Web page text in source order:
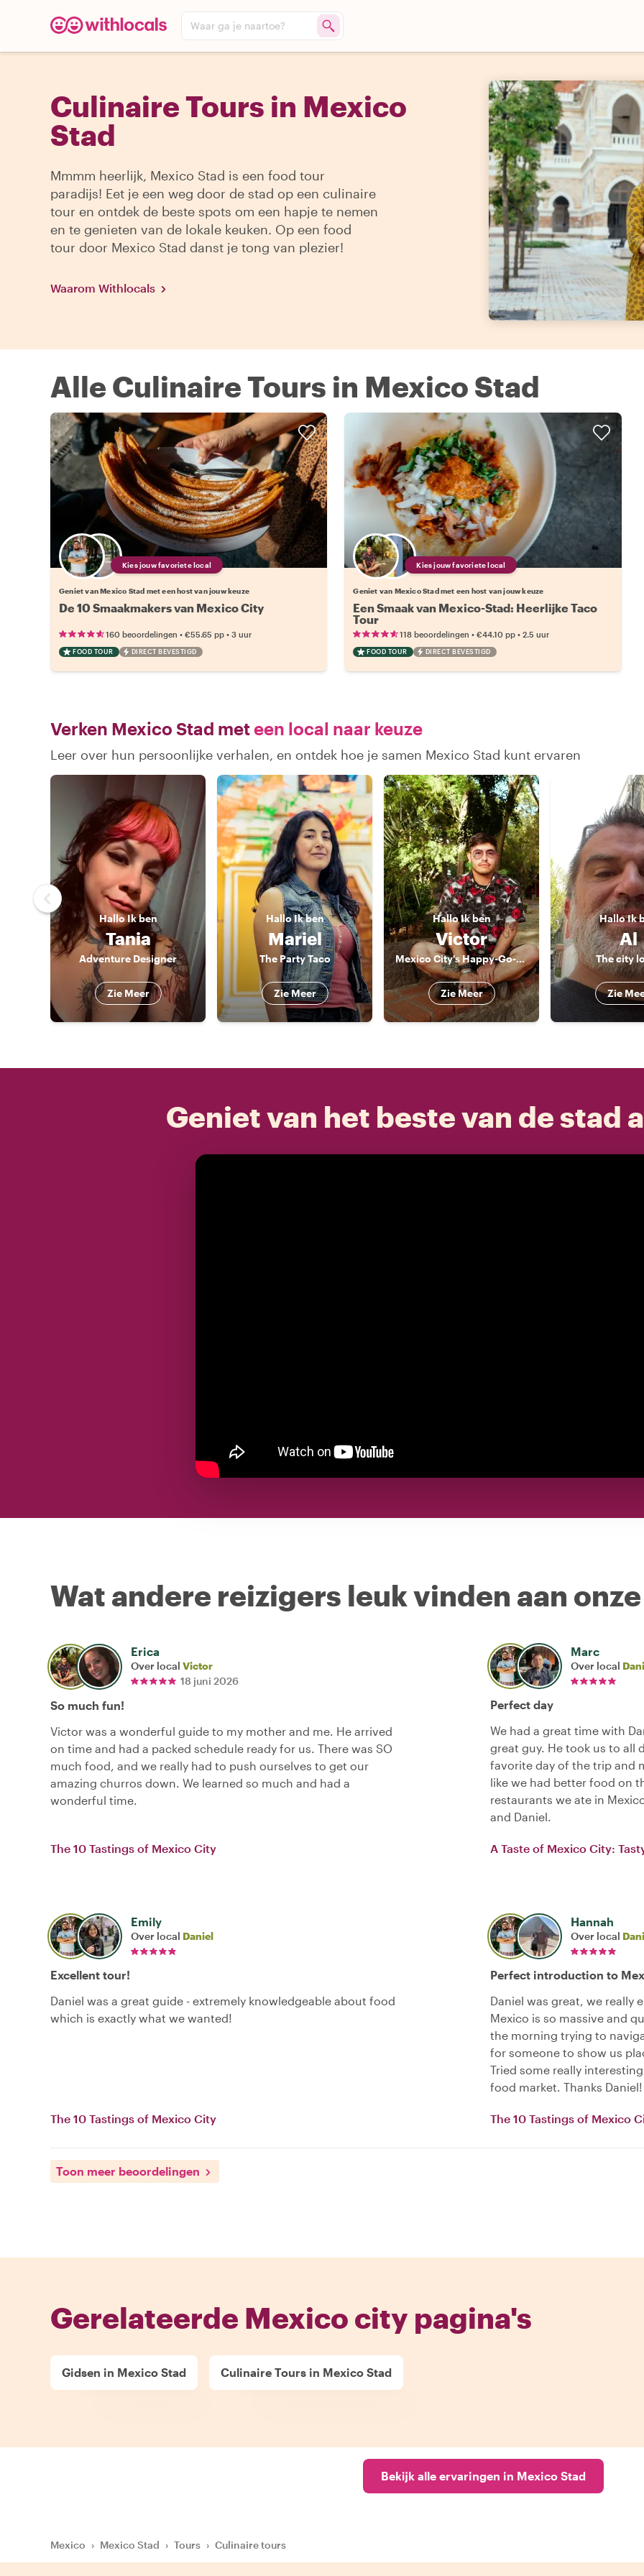
Waar ga je naartoe?
Culinaire Tours in Mexico
Stad
Mmmm heerlijk, Mexico Stad is een food tour
paradijs! Eet je een weg door de stad op een culinaire
tour en ontdek de beste spots om een hapje te nemen
en te genieten van de lokale keuken. Op een food
tour door Mexico Stad danst je tong van plezier!
Waarom Withlocals
Alle Culinaire Tours in Mexico Stad
Kies jouw favoriete local
Geniet van Mexico Stad met een host van jouw keuze
De 10 Smaakmakers van Mexico City
160 beoordelingen • €55.65 pp • 3 uur
FOOD TOUR DIRECT BEVESTIGD
Kies jouw favoriete local
Geniet van Mexico Stad met een host van jouw keuze
Een Smaak van Mexico-Stad: Heerlijke Taco
Tour
118 beoordelingen •€44.10 pp •2.5 uur
FOOD TOUR DIRECT BEVESTIGD
Verken Mexico Stad meteen local naar keuze
Leer over hun persoonlijke verhalen, en ontdek hoe je samen Mexico Stad kunt ervaren
HalloIk ben
Tania
Adventure Designer
Zie Meer
HalloIk ben
Mariel
The Party Taco
Zie Meer
Hallo Ik ben
Victor
Mexico City's Happy-Go-Lucky Guide
Zie Meer
HalloIk
Al
The city
Zie
Geniet van het beste van de stad
Wat andere reizigers leuk vinden aan
Erica
Over local Victor
18 juni 2026
So much fun!
Victor was a wonderful guide to my mother and me. He arrived
on time and had a packed schedule ready for us. There was SO
much food, and we really had to push ourselves to get our
amazing churros down. We learned so much and had a
wonderful time.
The 10 Tastings of Mexico City
Marc
Over local
Perfect day
We had a great time with
great guy. He took us to all
favorite day of the trip and
like we had better food on
restaurants we ate in
and Daniel.
A Taste of Mexico City:
Emily
Over local Daniel
Excellent tour!
Daniel was a great guide - extremely knowledgeable about food
which is exactly what we wanted!
The 10 Tastings of Mexico City
Hannah
Over local
Perfect introduction to
Daniel was great, we really
Mexico is so massive and
the morning trying to
for someone to show us
Tried some really
food market. Thanks Daniel!
The 10 Tastings of Mexico
Toon meer beoordelingen
Gerelateerde Mexico city pagina's
Gidsen in Mexico Stad Culinaire Tours in Mexico Stad
Bekijk alle ervaringen in Mexico Stad
Mexico › Mexico Stad › Tours › Culinaire tours